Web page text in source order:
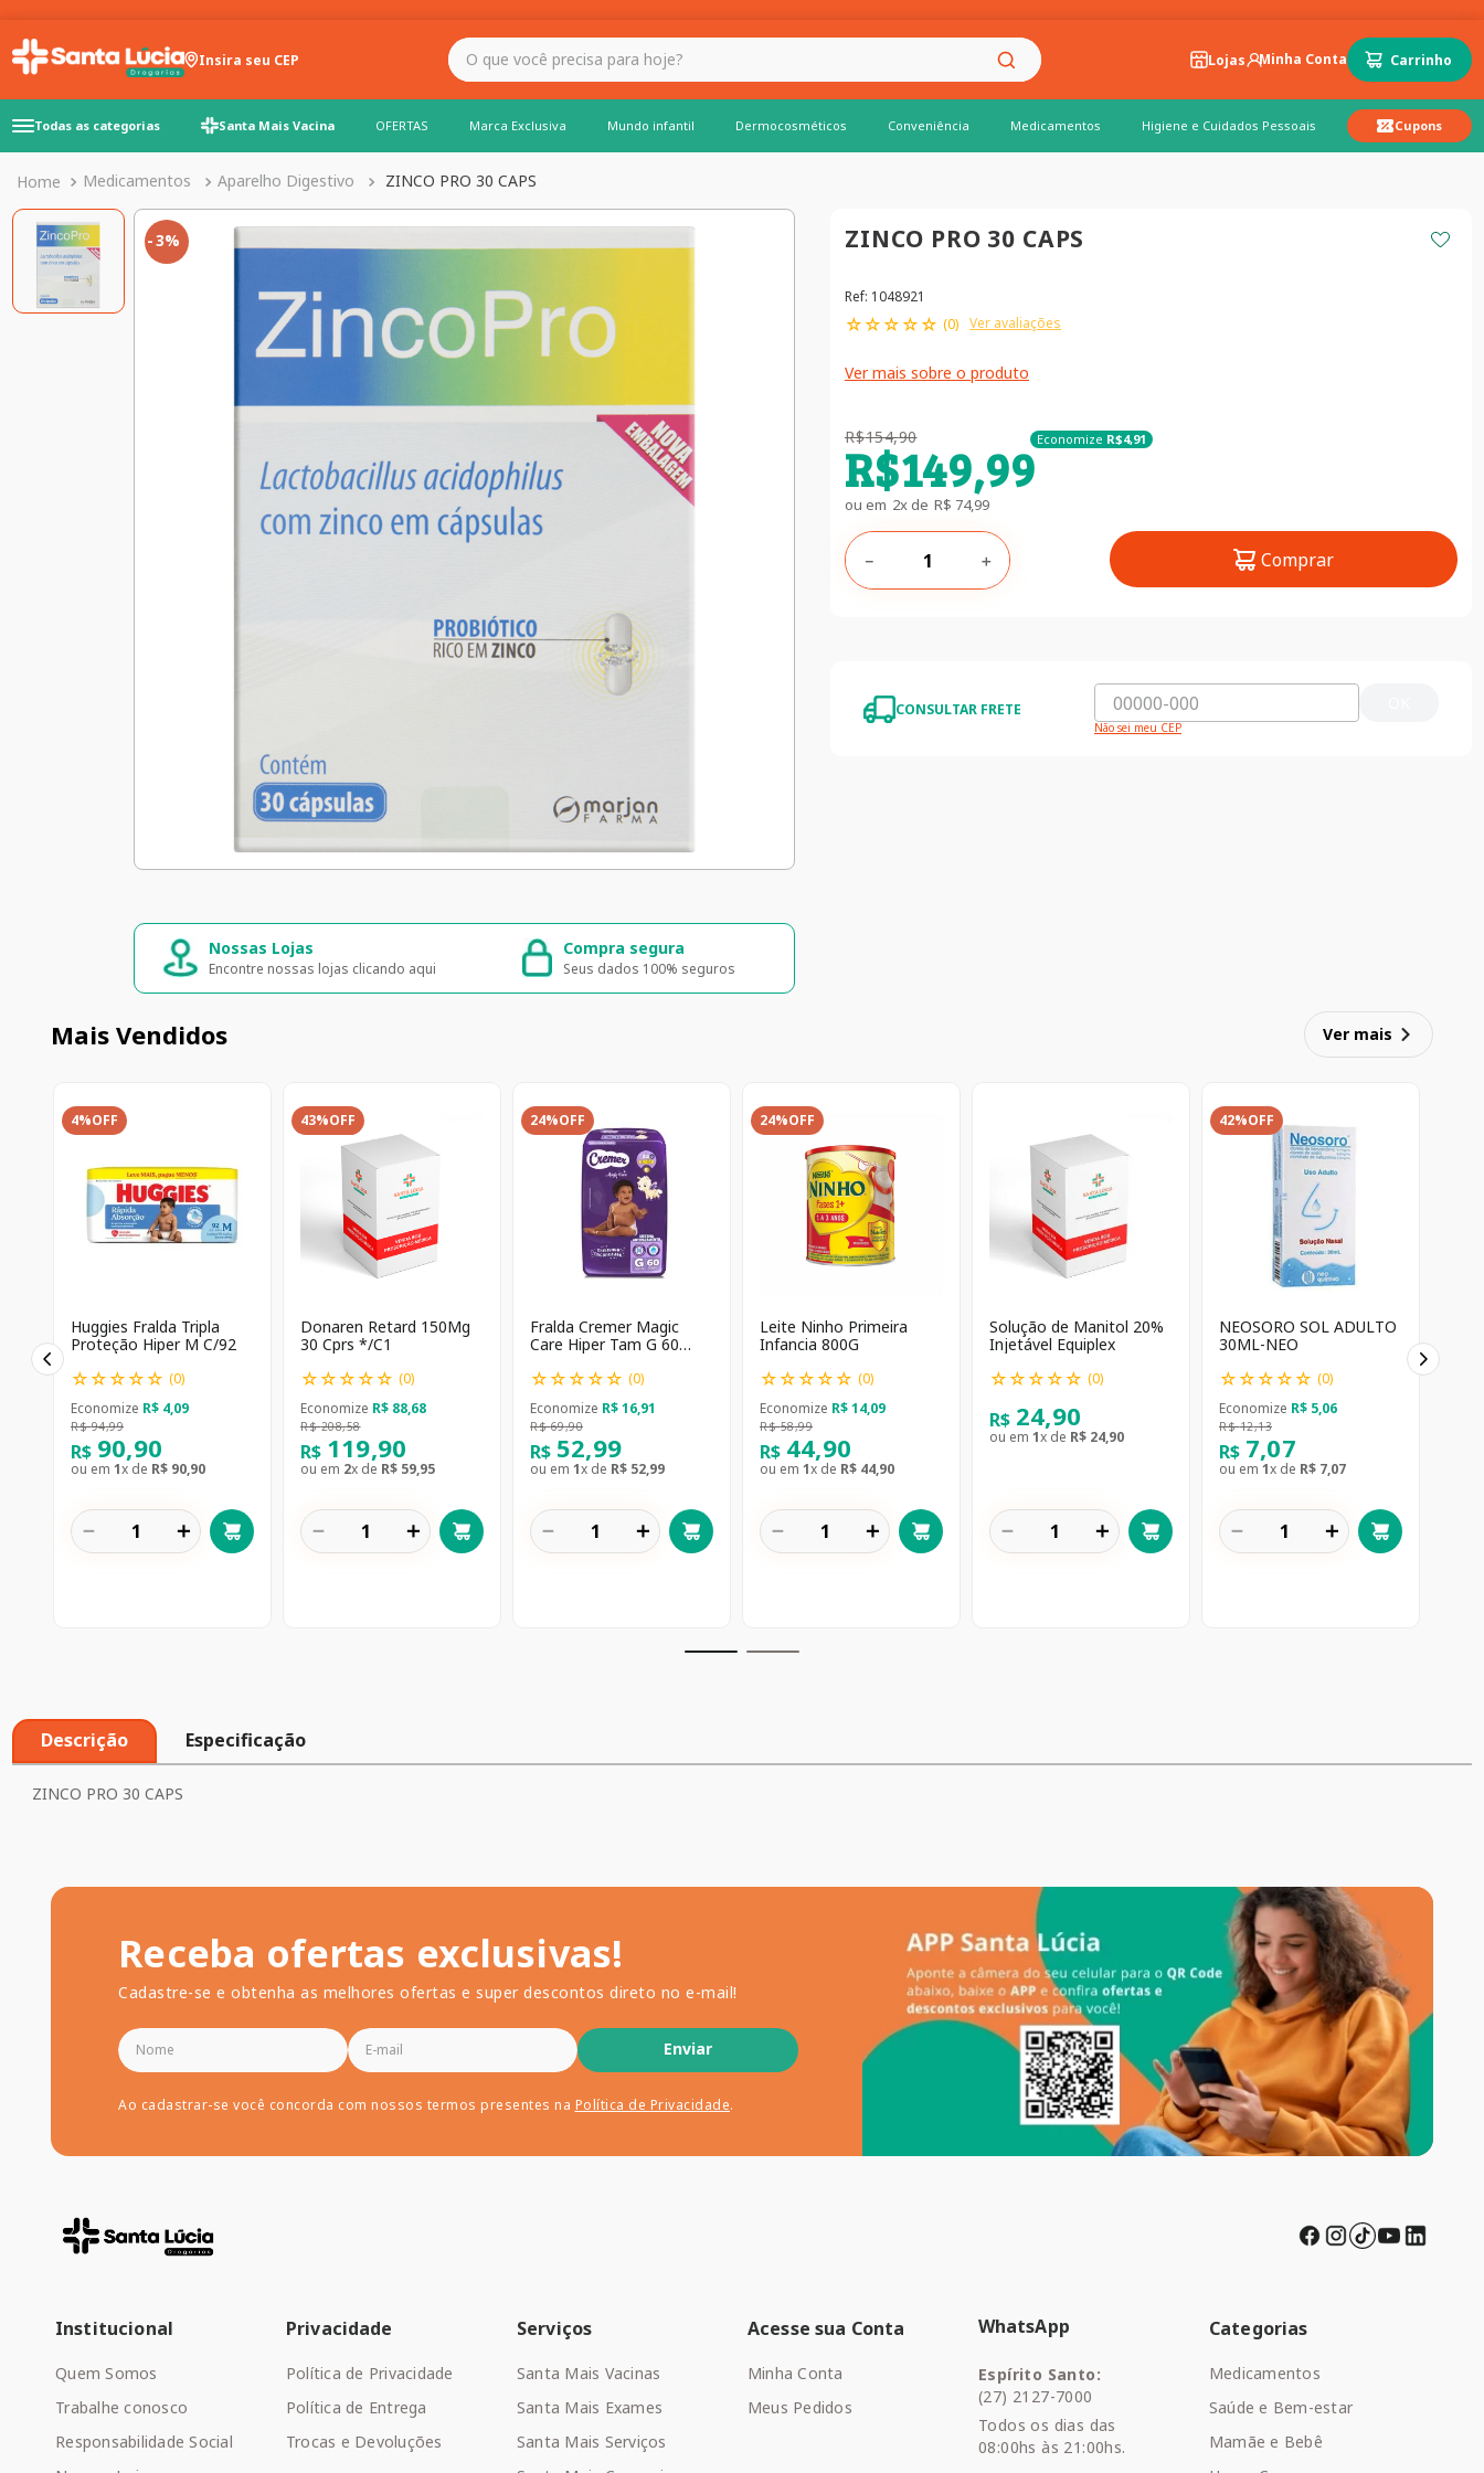
Insira seu CEP
O que você precisa para hoje?
Lojas
Todas as categorias Santa Mais Vacina OFERTAS Marca Exclusiva Mundo infantil Dermocosméticos Conveniência Medicamentos Higiene e Cuidados Pessoais Cupons
Medicamentos Aparelho Digestivo ZINCO PRO 30 CAPS
3%
Nossas Lojas
Encontre nossas lojas clicando aqui
Compra segura
Seus dados 100% seguros
ZINCO PRO 30 CAPS
Ref: 1048921
☆☆☆☆☆ (0) Ver avaliações
Ver mais sobre o produto
R$154,90 Economize R$4,91
R$149,99
ou em 2x de R$ 74,99
＋
－ Comprar
CONSULTAR FRETE
Não sei meu CEP
Mais Vendidos Ver mais
4%OFF
Huggies Fralda Tripla
Proteção Hiper M C/92
☆☆☆☆☆ (0)
Economize R$ 4,09
R$ 94,99
R$ 90,90
ou em 1x de R$ 90,90
＋
－
43%OFF
Donaren Retard 150Mg
30 Cprs */C1
☆☆☆☆☆ (0)
Economize R$ 88,68
R$ 208,58
R$ 119,90
ou em 2x de R$ 59,95
＋
－
24%OFF
Fralda Cremer Magic
Care Hiper Tam G 60
☆☆☆☆☆ (0)
Economize R$16,91
R$ 69,90
R$ 52,99
ou em 1x de R$ 52,99
＋
－
24%OFF
Leite Ninho Primeira
Infancia 800G
☆☆☆☆☆ (0)
Economize R$14,09
R$ 58,99
R$ 44,90
ou em 1x de R$ 44,90
＋
－
Solução de Manitol 20%
Injetável Equiplex
☆☆☆☆☆ (0)
R$ 24,90
ou em 1x de R$ 24,90
＋
－
42%OFF
NEOSORO SOL ADULTO
30ML-NEO
☆☆☆☆☆ (0)
Economize R$ 5,06
R$ 12,13
R$ 7,07
ou em 1x de R$ 7,07
＋
－
Descrição Especificação
ZINCO PRO 30 CAPS
Receba ofertas exclusivas!
Cadastre-se e obtenha as melhores ofertas e super descontos direto no e-mail!
Enviar
Ao cadastrar-se você concorda com nossos termos presentes na Política de Privacidade.
Institucional
Quem Somos
Trabalhe conosco
Responsabilidade Social
Privacidade
Política de Privacidade
Política de Entrega
Trocas e Devoluções
Serviços
Santa Mais Vacinas
Santa Mais Exames
Santa Mais Serviços
Acesse sua Conta
Minha Conta
Meus Pedidos
WhatsApp
Espírito Santo:
(27) 2127-7000
Todos os dias das
08:00hs às 21:00hs.
Categorias
Medicamentos
Saúde e Bem-estar
Mamãe e Bebê